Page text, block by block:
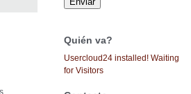
Quién va?
Usercloud24 installed! Waiting
for Visitors